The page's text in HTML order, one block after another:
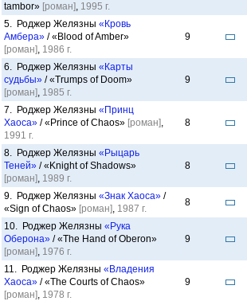
tambor» [роман], 1995 г.
5. Роджер Желязны «Кровь
Амбера» / «Blood of Amber»
[роман], 1986 г.
9
6. Роджер Желязны «Карты
судьбы» / «Trumps of Doom»
[роман], 1985 г.
9
7. Роджер Желязны «Принц
Хаоса» / «Prince of Chaos» [роман],
1991 г.
8
8. Роджер Желязны «Рыцарь
Теней» / «Knight of Shadows»
[роман], 1989 г.
8
9. Роджер Желязны «Знак Хаоса» /
«Sign of Chaos» [роман], 1987 г.
8
10. Роджер Желязны «Рука
Оберона» / «The Hand of Oberon»
[роман], 1976 г.
9
11. Роджер Желязны «Владения
Хаоса» / «The Courts of Chaos»
[роман], 1978 г.
9